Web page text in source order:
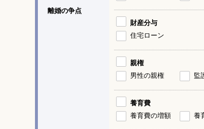
離婚の争点
財産分与
住宅ローン
親権
男性の親権
監
養育費
養育費の増額
養